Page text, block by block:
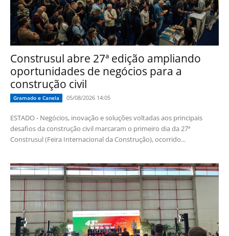
Construsul abre 27ª edição ampliando
oportunidades de negócios para a
construção civil
Gramado e Canela 05/08/2026 14:05
ESTADO - Negócios, inovação e soluções voltadas aos principais
desafios da construção civil marcaram o primeiro dia da 27ª
Construsul (Feira Internacional da Construção), ocorrido...